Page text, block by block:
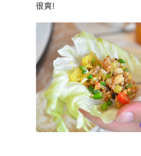
很爽!